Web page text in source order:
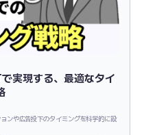
現する、最適なタイ
や広告投下のタイミングを科学的に設